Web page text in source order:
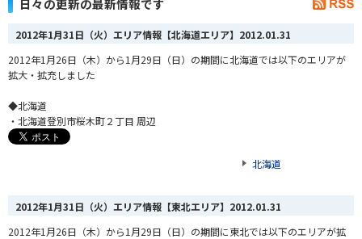
日々の更新の最新情報です
2012年1月31日（火）エリア情報【北海道エリア】 2012.01.31
2012年1月26日（木）から1月29日（日）の期間に北海道では以下のエリアが
拡大・拡充しました
◆北海道
・北海道登別市桜木町２丁目 周辺
北海道
2012年1月31日（火）エリア情報【東北エリア】 2012.01.31
2012年1月26日（木）から1月29日（日）の期間に東北では以下のエリアが拡